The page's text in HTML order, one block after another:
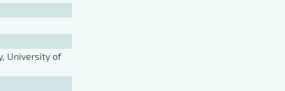
University of